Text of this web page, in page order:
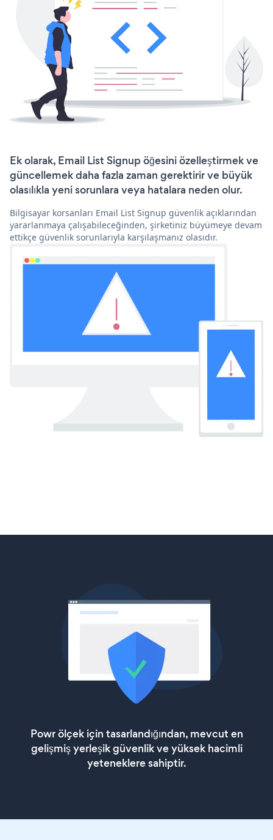
Ek olarak, Email List Signup öğesini özelleştirmek ve
güncellemek daha fazla zaman gerektirir ve büyük
olasılıkla yeni sorunlara veya hatalara neden olur.
Bilgisayar korsanları Email List Signup güvenlik açıklarından
yararlanmaya çalışabileceğinden, şirketiniz büyümeye devam
ettikçe güvenlik sorunlarıyla karşılaşmanız olasıdır.
Powr ölçek için tasarlandığından, mevcut en
gelişmiş yerleşik güvenlik ve yüksek hacimli
yeteneklere sahiptir.